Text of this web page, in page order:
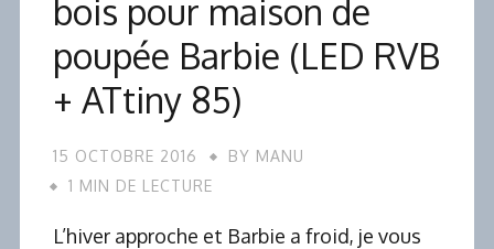
bois pour maison de
poupée Barbie (LED RVB
+ ATtiny 85)
15 OCTOBRE 2016 BY MANU
1 MIN DE LECTURE
L’hiver approche et Barbie a froid, je vous